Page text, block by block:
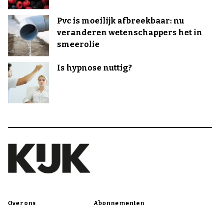
Pvc is moeilijk afbreekbaar: nu
veranderen wetenschappers het in
smeerolie
Is hypnose nuttig?
Over ons Abonnementen